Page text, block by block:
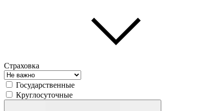
Страховка
Государственные
Круглосуточные